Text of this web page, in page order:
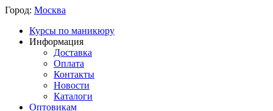
Город: Москва
Курсы по маникюру
Информация
Доставка
Оплата
Контакты
Новости
Каталоги
Оптовикам